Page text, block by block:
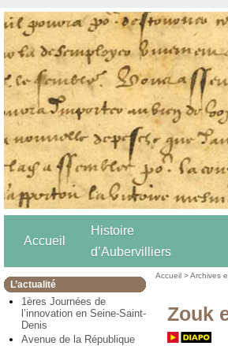
Accueil
Histoire
d’Aubervilliers
L’actualité
1ères Journées de
l’innovation en Seine-Saint-
Denis
Avenue de la République
Accueil >Archives
Zouk